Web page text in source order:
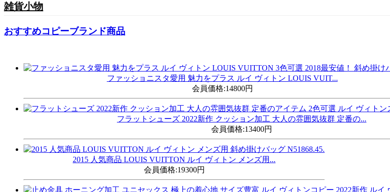
雑貨小物
おすすめコピーブランド商品
ファッショニスタ愛用 魅力をプラス ルイ ヴィトン LOUIS VUIT...
会員価格:14800円
フラットシューズ 2022新作 クッション加工 大人の雰囲気抜群 定番の...
会員価格:13400円
2015 人気商品 LOUIS VUITTON ルイ ヴィトン メンズ用...
会員価格:19300円